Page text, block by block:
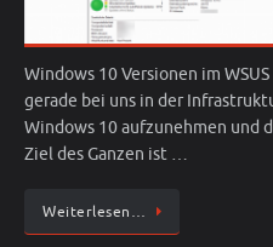
Windows 10 Versionen im
gerade bei uns in der
Windows 10 aufzunehmen und
Ziel des Ganzen ist …
Weiterlesen…